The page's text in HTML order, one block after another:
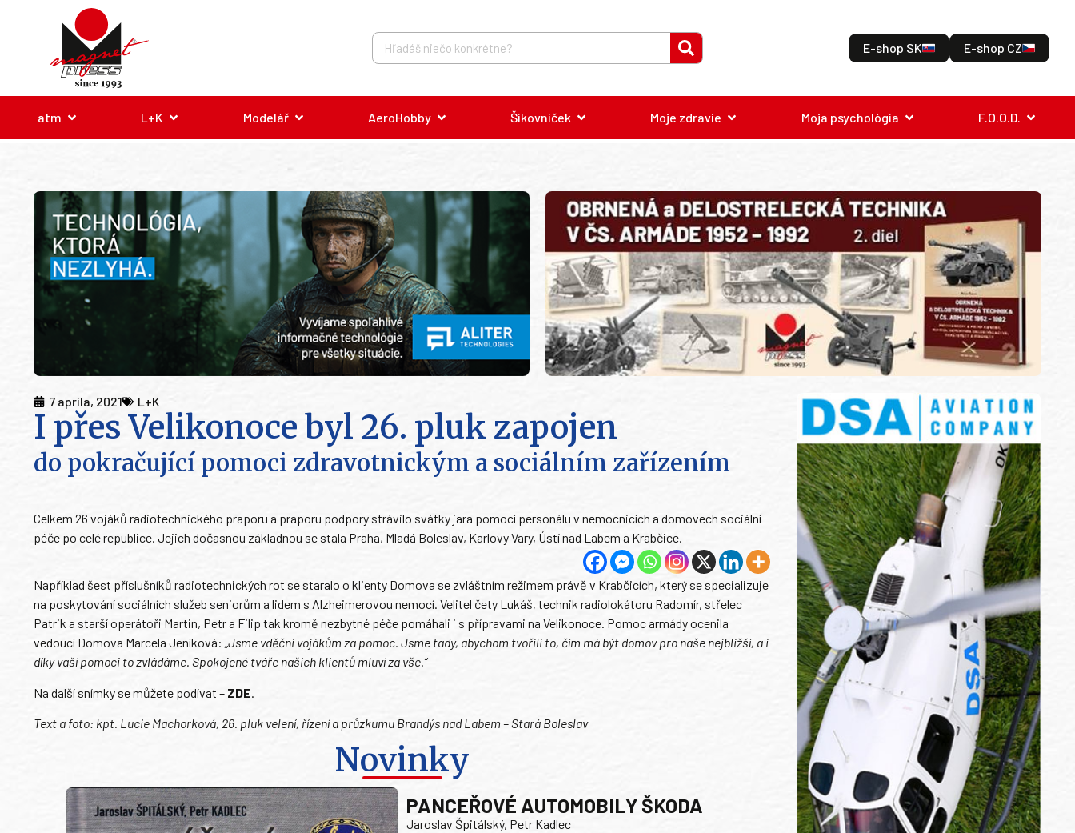
E-shop SK E-shop CZ
atm L+K Modelář AeroHobby Šikovníček Moje zdravie Moja psychológia F.O.O.D.
7 apríla, 2021 L+K
I přes Velikonoce byl 26. pluk zapojen
do pokračující pomoci zdravotnickým a sociálním zařízením
Celkem 26 vojáků radiotechnického praporu a praporu podpory strávilo svátky jara pomocí personálu v nemocnicích a domovech sociální
péče po celé republice. Jejich dočasnou základnou se stala Praha, Mladá Boleslav, Karlovy Vary, Ústí nad Labem a Krabčice.
Například šest příslušníků radiotechnických rot se staralo o klienty Domova se zvláštním režimem právě v Krabčicích, který se specializuje
na poskytování sociálních služeb seniorům a lidem s Alzheimerovou nemocí. Velitel čety Lukáš, technik radiolokátoru Radomír, střelec
Patrik a starší operátoři Martin, Petr a Filip tak kromě nezbytné péče pomáhali i s přípravami na Velikonoce. Pomoc armády ocenila
vedoucí Domova Marcela Jeníková: „Jsme vděčni vojákům za pomoc. Jsme tady, abychom tvořili to, čím má být domov pro naše nejbližší, a i
díky vaší pomoci to zvládáme. Spokojené tváře našich klientů mluví za vše.“
Na další snímky se můžete podívat – ZDE
Text a foto: kpt. Lucie Machorková, 26. pluk velení, řízení a průzkumu Brandýs nad Labem – Stará Boleslav
Novinky
PANCEŘOVÉ AUTOMOBILY ŠKODA
Jaroslav Špitálský, Petr Kadlec